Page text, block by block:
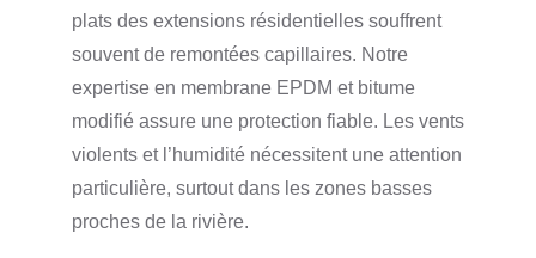
plats des extensions résidentielles souffrent
souvent de remontées capillaires. Notre
expertise en membrane EPDM et bitume
modifié assure une protection fiable. Les vents
violents et l’humidité nécessitent une attention
particulière, surtout dans les zones basses
proches de la rivière.